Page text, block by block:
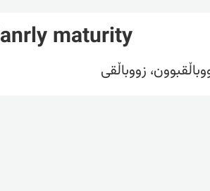
maturity
زووباڵقی